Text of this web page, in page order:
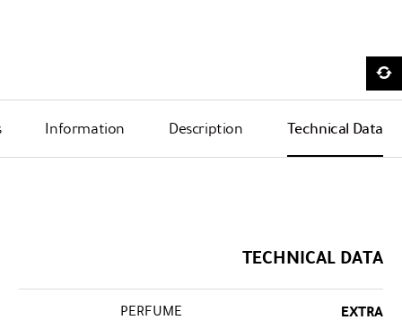
Technical Data
Description
Information
TECHNICAL DATA
EXTRA
PERFUME